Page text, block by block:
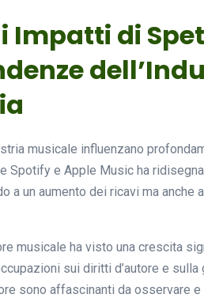
Impatti di
musicale influenzano
Spotify e Apple Music ha
a un aumento dei ricavi ma anche
musicale ha visto una crescita
sui diritti d’autore e
sono affascinanti da osservare e